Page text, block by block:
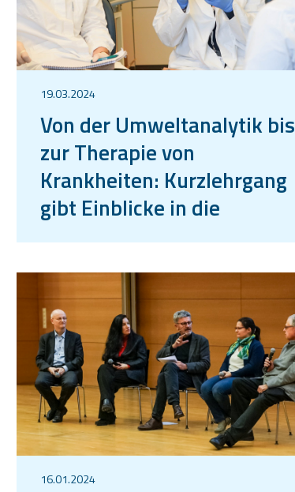
19.03.2024
Von der Umweltanalytik bis
zur Therapie von
Krankheiten: Kurzlehrgang
gibt Einblicke in die
angewandte Mikrofluidik
16.01.2024